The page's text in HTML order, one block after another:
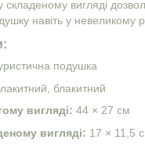
складеному вигляді
навіть у невеликому
подушка
блакитний
вигляді: 44 × 27 см
вигляді: 17 × 11,5